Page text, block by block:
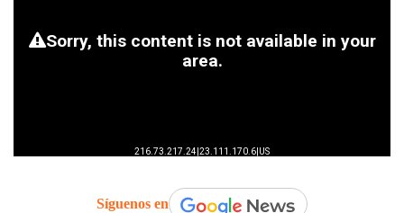
Síguenos en